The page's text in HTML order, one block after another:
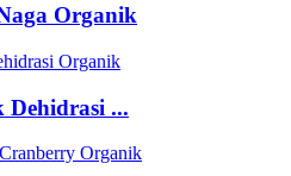
Organik
...